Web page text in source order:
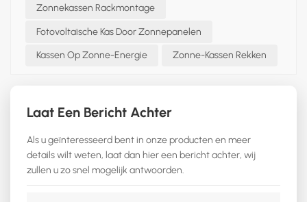
Zonnekassen Rackmontage
Fotovoltaïsche Kas Door Zonnepanelen
Kassen Op Zonne-Energie Zonne-Kassen Rekken
Laat Een Bericht Achter
Als u geïnteresseerd bent in onze producten en meer
details wilt weten, laat dan hier een bericht achter, wij
zullen u zo snel mogelijk antwoorden.